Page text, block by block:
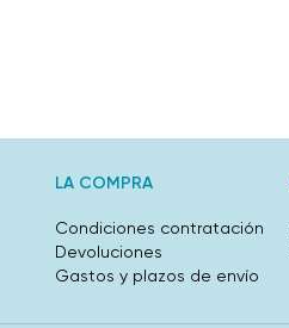
LA COMPRA
Condiciones contratación
Devoluciones
Gastos y plazos de envío